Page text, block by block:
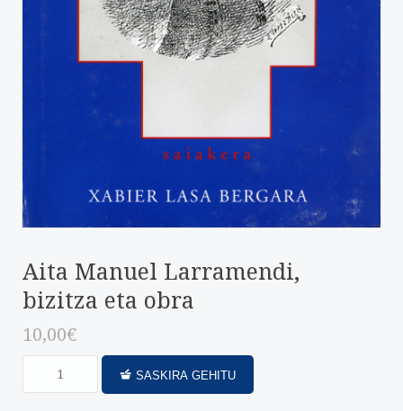
Aita Manuel Larramendi,
bizitza eta obra
10,00€
SASKIRA GEHITU